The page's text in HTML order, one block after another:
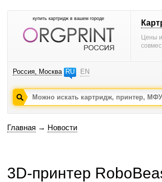
купить картридж в вашем городе
Цены и
Россия, Москва RU EN
Главная → Новости
3D-принтер